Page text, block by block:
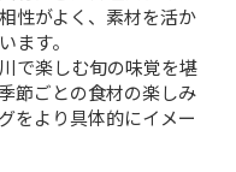
性がよく、素材を活か
ます。
で楽しむ旬の味覚を堪
節ごとの食材の楽しみ
をより具体的にイメー